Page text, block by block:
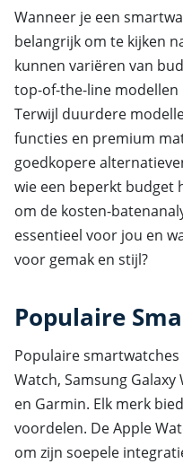
Wanneer je een
belangrijk om te kijken
kunnen variëren van
top-of-the-line
Terwijl duurdere
functies en premium
goedkopere
wie een beperkt budget
om de kosten-
essentieel voor jou en
voor gemak en stijl?
Populaire
Populaire
Watch, Samsung
en Garmin. Elk merk
voordelen. De Apple
om zijn soepele